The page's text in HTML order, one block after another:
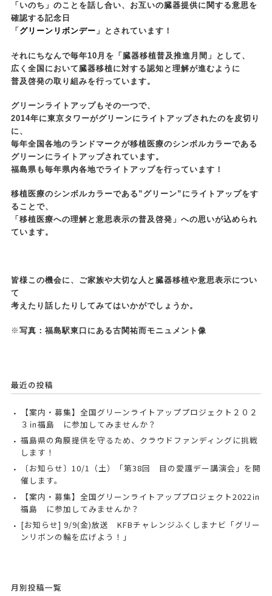
「いのち」のことを話し合い、 お互いの臓器提供に関する意思を
確認する記念日
「 グリーンリボンデー 」とされています！
それにちなんで毎年10月を「臓器移植普及推進月間」として、
広く全国において臓器移植に対する認知と理解が進むように
普及啓発の取り組みを行っています。
グリーンライトアップもその一つで、
2014年に東京タワーがグリーンにライトアップされたのを皮切り
に、
毎年全国各地のランドマークが移植医療のシンボルカラーである
グリーンにライトアップされています。
福島県も毎年県内各地でライトアップを行っています！
移植医療のシンボルカラーである”グリーン”にライトアップをす
ることで、
「移植医療への理解と意思表示の普及啓発」への思いが込められ
ています。
皆様この機会に、ご家族や大切な人と臓器移植や意思表示につい
て
考えたり話したりしてみてはいかがでしょうか。
※ 写真： 福島駅東口にある古関祐而モニュメント像
最近の投稿
【案内・募集】全国グリーンライトアッププロジェクト２０２
３㏌福島 に参加してみませんか？
福島県の角膜提供を守るため、クラウドファンディングに挑戦
します！
〔お知らせ〕10/1（土）「第38回 目の愛護デー講演会」を開
催します。
【案内・募集】全国グリーンライトアッププロジェクト2022㏌
福島 に参加してみませんか？
[お知らせ] 9/9(金)放送 KFBチャレンジふくしまナビ「グリー
ンリボンの輪を広げよう！」
月別投稿一覧